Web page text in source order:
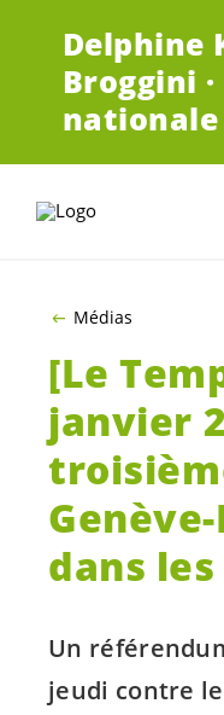
Delphine
Broggini
nationale
Médias
[Le
janvier
dans
Un
jeudi contre